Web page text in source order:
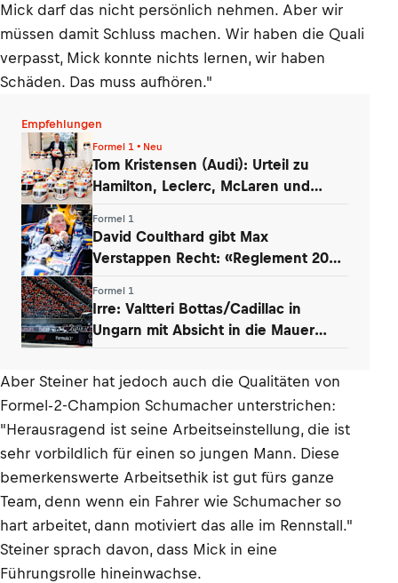
Mick darf das nicht persönlich nehmen. Aber wir
müssen damit Schluss machen. Wir haben die Quali
verpasst, Mick konnte nichts lernen, wir haben
Schäden. Das muss aufhören."
Empfehlungen
Formel 1 • Neu
Tom Kristensen (Audi): Urteil zu
Hamilton, Leclerc, McLaren und
Formel 1
David Coulthard gibt Max
Verstappen Recht: «Reglement 2026
Formel 1
Irre: Valtteri Bottas/Cadillac in
Ungarn mit Absicht in die Mauer
Aber Steiner hat jedoch auch die Qualitäten von
Formel-2-Champion Schumacher unterstrichen:
"Herausragend ist seine Arbeitseinstellung, die ist
sehr vorbildlich für einen so jungen Mann. Diese
bemerkenswerte Arbeitsethik ist gut fürs ganze
Team, denn wenn ein Fahrer wie Schumacher so
hart arbeitet, dann motiviert das alle im Rennstall."
Steiner sprach davon, dass Mick in eine
Führungsrolle hineinwachse.